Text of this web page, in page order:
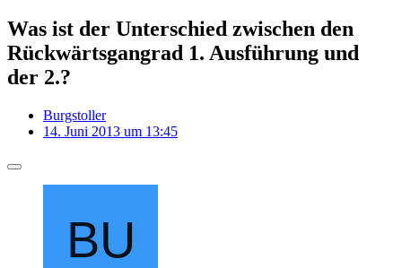
Was ist der Unterschied zwischen den
Rückwärtsgangrad 1. Ausführung und
der 2.?
Burgstoller
14. Juni 2013 um 13:45